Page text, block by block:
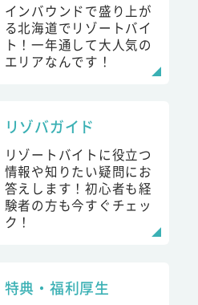
インバウンドで盛り上が
る北海道でリゾートバイ
ト！一年通して大人気の
エリアなんです！
リゾバガイド
リゾートバイトに役立つ
情報や知りたい疑問にお
答えします！初心者も経
験者の方も今すぐチェッ
ク！
特典・福利厚生